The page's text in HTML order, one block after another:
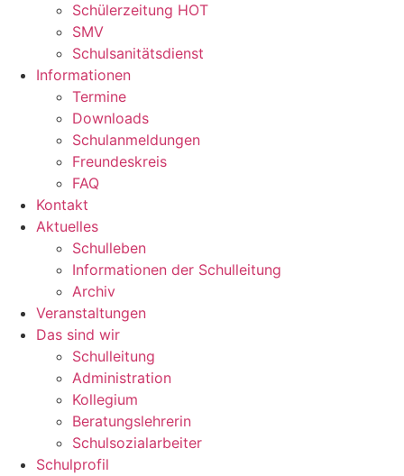
Schülerzeitung HOT
SMV
Schulsanitätsdienst
Informationen
Termine
Downloads
Schulanmeldungen
Freundeskreis
FAQ
Kontakt
Aktuelles
Schulleben
Informationen der Schulleitung
Archiv
Veranstaltungen
Das sind wir
Schulleitung
Administration
Kollegium
Beratungslehrerin
Schulsozialarbeiter
Schulprofil